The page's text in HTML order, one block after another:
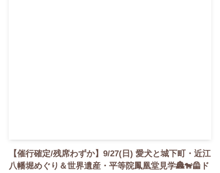
【催行確定/残席わずか】9/27(日) 愛犬と城下町・近江
八幡堀めぐり＆世界遺産・平等院鳳凰堂見学🏯🐕‍🦺ド